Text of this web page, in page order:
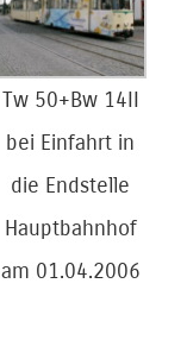
Tw 50+Bw 14II
bei Einfahrt in
die Endstelle
Hauptbahnhof
am 01.04.2006